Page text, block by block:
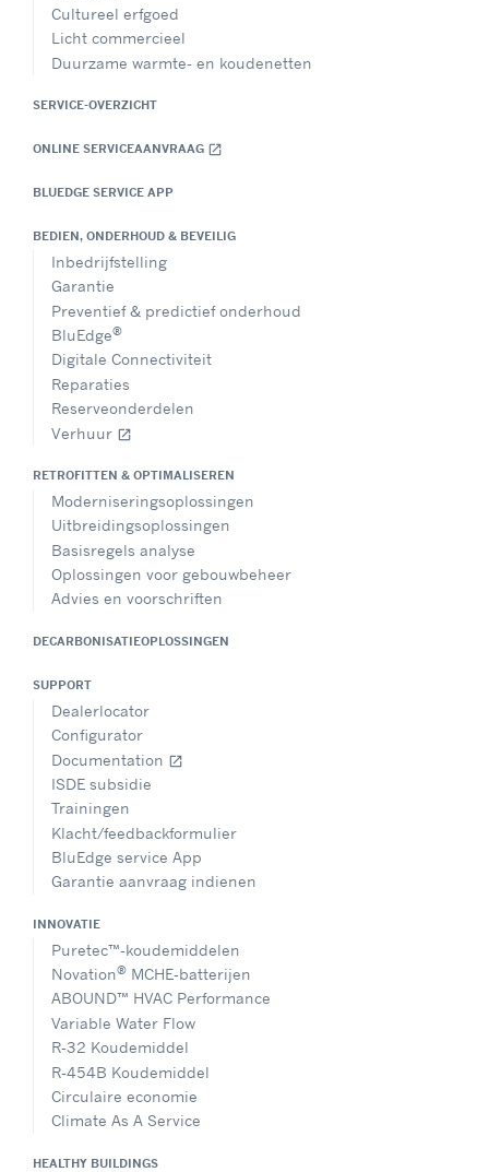
Cultureel erfgoed
Licht commercieel
Duurzame warmte- en koudenetten
SERVICE-OVERZICHT
ONLINE SERVICEAANVRAAG open_in_new
BLUEDGE SERVICE APP
BEDIEN, ONDERHOUD & BEVEILIG
Inbedrijfstelling
Garantie
Preventief & predictief onderhoud
BluEdge®
Digitale Connectiviteit
Reparaties
Reserveonderdelen
Verhuur open_in_new
RETROFITTEN & OPTIMALISEREN
Moderniseringsoplossingen
Uitbreidingsoplossingen
Basisregels analyse
Oplossingen voor gebouwbeheer
Advies en voorschriften
DECARBONISATIEOPLOSSINGEN
SUPPORT
Dealerlocator
Configurator
Documentation open_in_new
ISDE subsidie
Trainingen
Klacht/feedbackformulier
BluEdge service App
Garantie aanvraag indienen
INNOVATIE
Puretec™-koudemiddelen
Novation® MCHE-batterijen
ABOUND™ HVAC Performance
Variable Water Flow
R-32 Koudemiddel
R-454B Koudemiddel
Circulaire economie
Climate As A Service
HEALTHY BUILDINGS